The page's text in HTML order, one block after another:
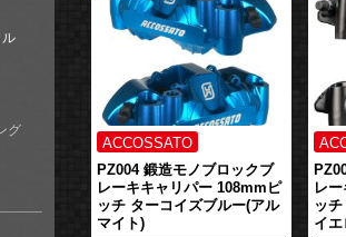
グ
PZ004 鍛造モノブロックブ
レーキキャリパー 108mmピ
ッチ ターコイズブルー(アル
マイト)
レ
ッ
イ